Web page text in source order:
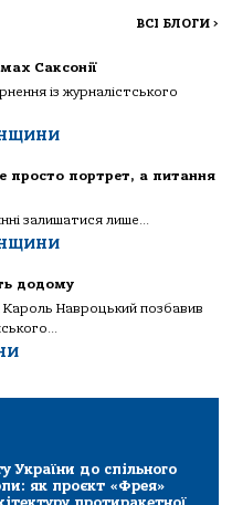
ВСІ БЛОГИ >
Саксонії
із журналістського
просто портрет, а питання
залишатися лише...
додому
Навроцький позбавив
України до спільного
як проєкт «Фрея»